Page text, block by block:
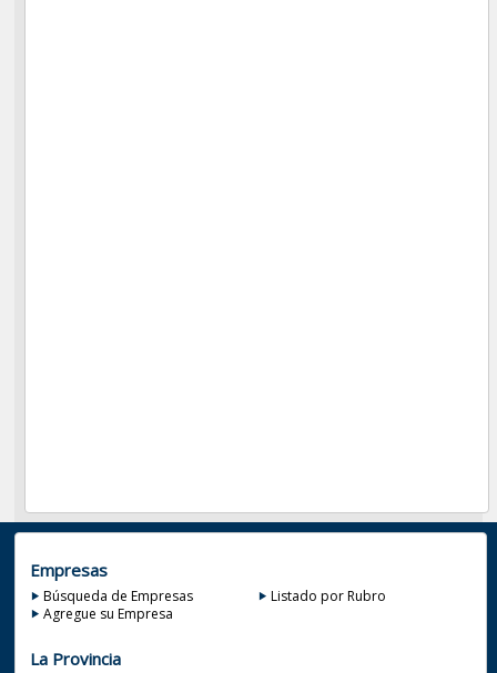
Empresas
Búsqueda de Empresas
Listado por Rubro
Agregue su Empresa
La Provincia